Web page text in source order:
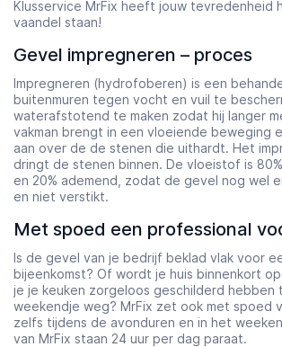
Klusservice MrFix heeft jouw tevredenheid
vaandel staan!
Gevel impregneren – proces
Impregneren (hydrofoberen) is een
buitenmuren tegen vocht en vuil te
waterafstotend te maken zodat hij langer
vakman brengt in een vloeiende beweging
aan over de de stenen die uithardt. Het
dringt de stenen binnen. De vloeistof is
en 20% ademend, zodat de gevel nog wel
en niet verstikt.
Met spoed een professional
Is de gevel van je bedrijf beklad vlak voor
bijeenkomst? Of wordt je huis binnenkort
je je keuken zorgeloos geschilderd hebben
weekendje weg? MrFix zet ook met spoed
zelfs tijdens de avonduren en in het
van MrFix staan 24 uur per dag paraat.